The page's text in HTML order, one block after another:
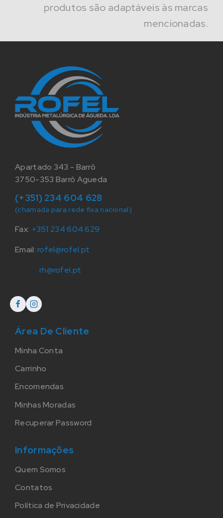
produtos são adaptáveis às marcas
mencionadas.
Apartado 343 - Barrô
3750-353 Barrô Agueda
(+351) 234 604 628
(chamada para rede fixa nacional)
Fax: +351 234 604 629
Email:rofel@rofel.pt
rh@rofel.pt
Área De Cliente
Minha Conta
Carrinho
Encomendas
Minhas Moradas
Recuperar Password
Informações
Quem Somos
Contatos
Política de Privacidade